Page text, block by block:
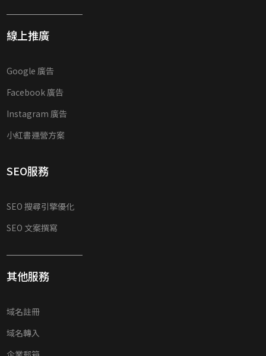
線上推廣
Google 廣告
Facebook 廣告
Instagram 廣告
小紅書運營方案
SEO服務
SEO 搜尋引擎優化
SEO 文案撰寫
其他服務
域名註冊
域名轉入